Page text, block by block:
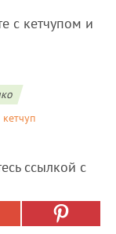
с кетчупом и
кетчуп
ссылкой с